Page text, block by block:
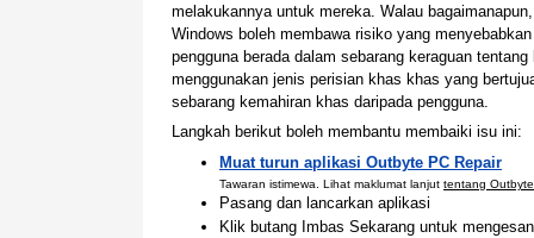
melakukannya untuk mereka. Walau
Windows boleh membawa risiko yang
pengguna berada dalam sebarang keraguan
menggunakan jenis perisian khas khas yang
sebarang kemahiran khas daripada pengguna.
Langkah berikut boleh membantu membaiki isu ini:
Muat turun aplikasi Outbyte PC Repair
Tawaran istimewa. Lihat maklumat lanjut tentang Outbyte
Pasang dan lancarkan aplikasi
Klik butang Imbas Sekarang untuk